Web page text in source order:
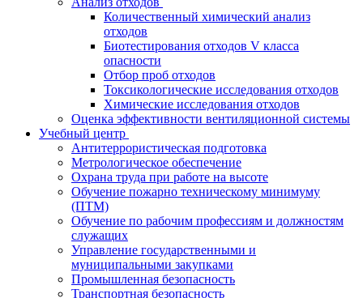
Количественный химический анализ
отходов
Биотестирования отходов V класса
опасности
Отбор проб отходов
Токсикологические исследования отходов
Химические исследования отходов
Оценка эффективности вентиляционной системы
Учебный центр
Антитеррористическая подготовка
Метрологическое обеспечение
Охрана труда при работе на высоте
Обучение пожарно техническому минимуму
(ПТМ)
Обучение по рабочим профессиям и должностям
служащих
Управление государственными и
муниципальными закупками
Промышленная безопасность
Транспортная безопасность